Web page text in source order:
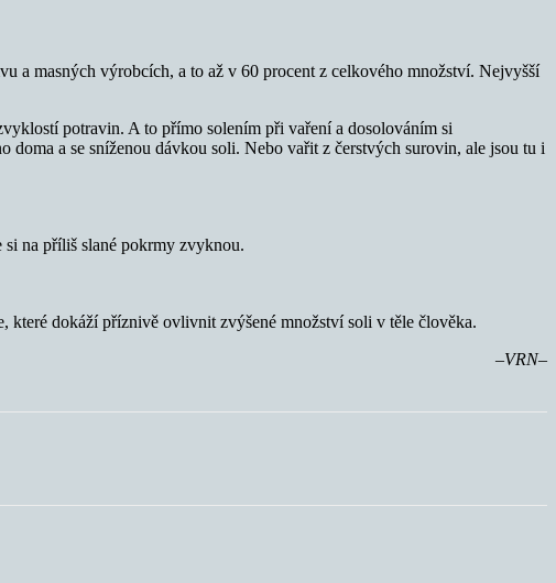
a masných výrobcích, a to až v 60 procent z celkového množství. Nejvyšší
potravin. A to přímo solením při vaření a dosolováním si
a se sníženou dávkou soli. Nebo vařit z čerstvých surovin, ale jsou tu i
na příliš slané pokrmy zvyknou.
které dokáží příznivě ovlivnit zvýšené množství soli v těle člověka.
–VRN–